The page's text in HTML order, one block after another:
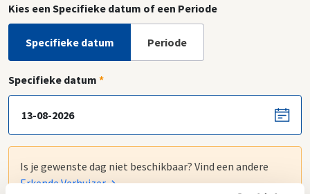
Kies een Specifieke datum of een Periode
Specifieke datum Periode
Specifieke datum *
Is je gewenste dag niet beschikbaar? Vind een andere
Erkende Verhuizer